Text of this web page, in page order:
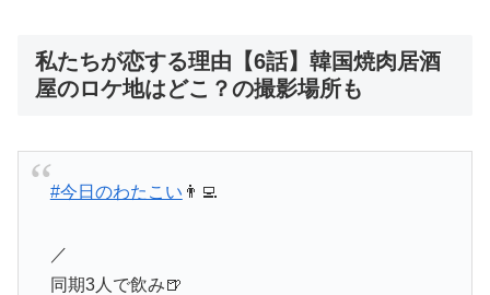
私たちが恋する理由【6話】韓国焼肉居酒
屋のロケ地はどこ？の撮影場所も
#今日のわたこい 👨‍💻
／
同期3人で飲み🍺